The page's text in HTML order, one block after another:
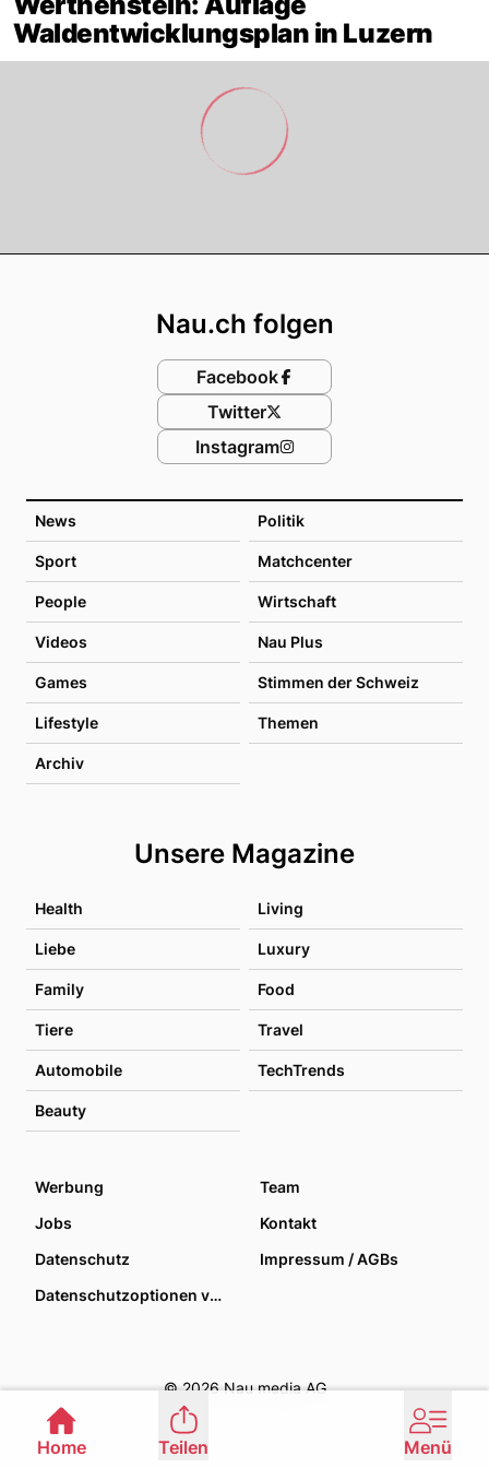
Waldentwicklungsplan in Luzern
News Politik
Sport Matchcenter
People Wirtschaft
Videos Nau Plus
Games Stimmen der Schweiz
Lifestyle Themen
Archiv
Unsere Magazine
Health Living
Liebe Luxury
Family Food
Tiere Travel
Automobile TechTrends
Beauty
Nau.ch folgen
Facebook
Twitter
Instagram
Werbung
Team
Jobs
Kontakt
Datenschutz
Impressum / AGBs
Datenschutzoptionen verwalten
© 2026 Nau media AG
Home Teilen Menü